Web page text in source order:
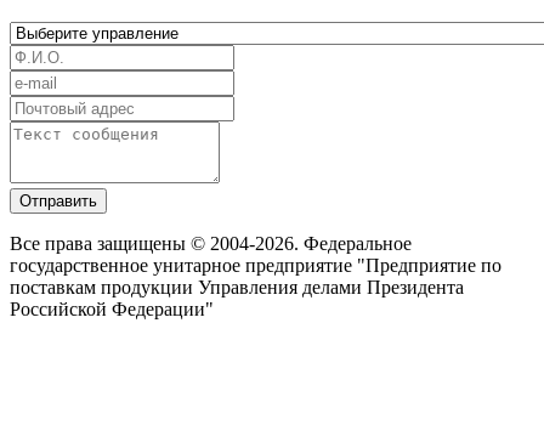
Отправить
Все права защищены © 2004-2026. Федеральное
государственное унитарное предприятие "Предприятие по
поставкам продукции Управления делами Президента
Российской Федерации"